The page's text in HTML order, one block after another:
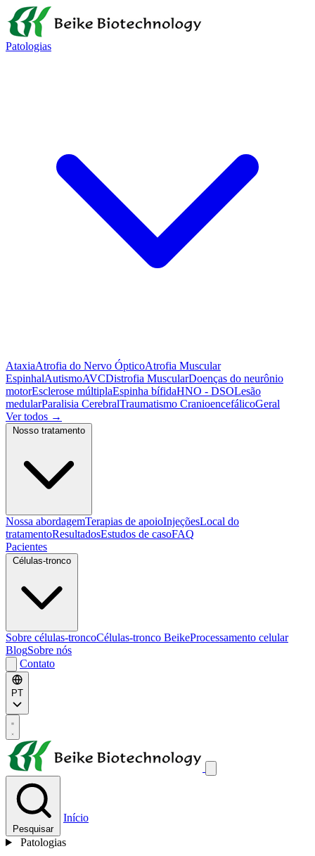
Patologias
AtaxiaAtrofia do Nervo ÓpticoAtrofia Muscular
EspinhalAutismoAVCDistrofia MuscularDoenças do neurônio
motorEsclerose múltiplaEspinha bífidaHNO - DSOLesão
medularParalisia CerebralTraumatismo CranioencefálicoGeral
Ver todos →
Nossa abordagemTerapias de apoioInjeçõesLocal do
tratamentoResultadosEstudos de casoFAQ
Pacientes
Sobre células-troncoCélulas-tronco BeikeProcessamento celular
BlogSobre nós
Contato
PT
Pesquisar
Início
Patologias